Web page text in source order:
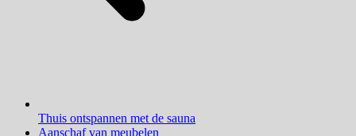
Thuis ontspannen met de sauna
Aanschaf van meubelen